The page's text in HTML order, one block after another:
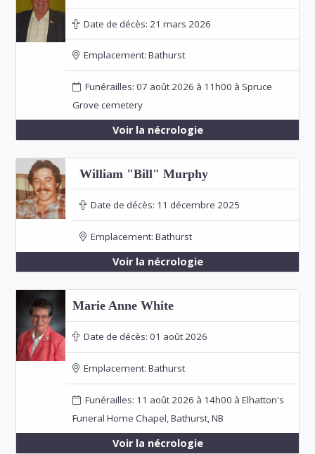
Date de décès: 21 mars 2026
Emplacement: Bathurst
Funérailles: 07 août 2026 à 11h00 à Spruce
Grove cemetery
Voir la nécrologie
William "Bill" Murphy
Date de décès: 11 décembre 2025
Emplacement: Bathurst
Voir la nécrologie
Marie Anne White
Date de décès: 01 août 2026
Emplacement: Bathurst
Funérailles: 11 août 2026 à 14h00 à Elhatton's
Funeral Home Chapel, Bathurst, NB
Voir la nécrologie